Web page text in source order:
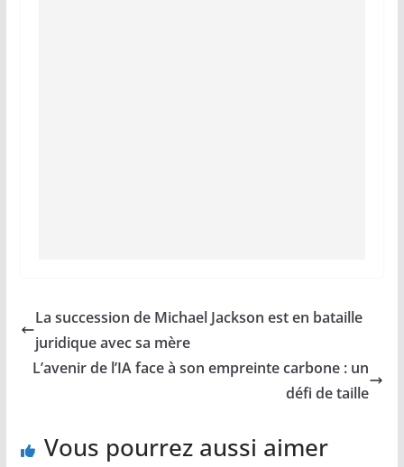
La succession de Michael Jackson est en bataille
juridique avec sa mère
L’avenir de l’IA face à son empreinte carbone : un
défi de taille
Vous pourrez aussi aimer